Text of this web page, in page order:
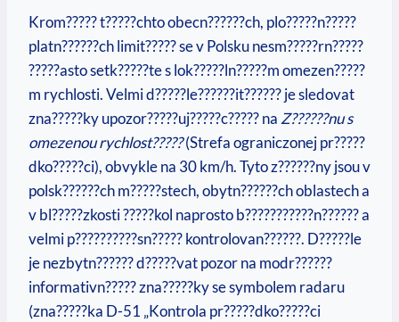
Krom????? t?????chto obecn??????ch, plo?????n?????
platn??????ch limit????? se v Polsku nesm?????rn?????
?????asto setk?????te s lok?????ln?????m omezen?????
m rychlosti. Velmi d?????le??????it?????? je sledovat
zna?????ky upozor?????uj?????c????? na Z??????nu s
omezenou rychlost?????(Strefa ograniczonej pr?????
dko?????ci), obvykle na 30 km/h. Tyto z??????ny jsou v
polsk??????ch m?????stech, obytn??????ch oblastech a
v bl?????zkosti ?????kol naprosto b???????????n?????? a
velmi p??????????sn????? kontrolovan??????. D?????le
je nezbytn?????? d?????vat pozor na modr??????
informativn????? zna?????ky se symbolem radaru
(zna?????ka D-51 „Kontrola pr?????dko?????ci